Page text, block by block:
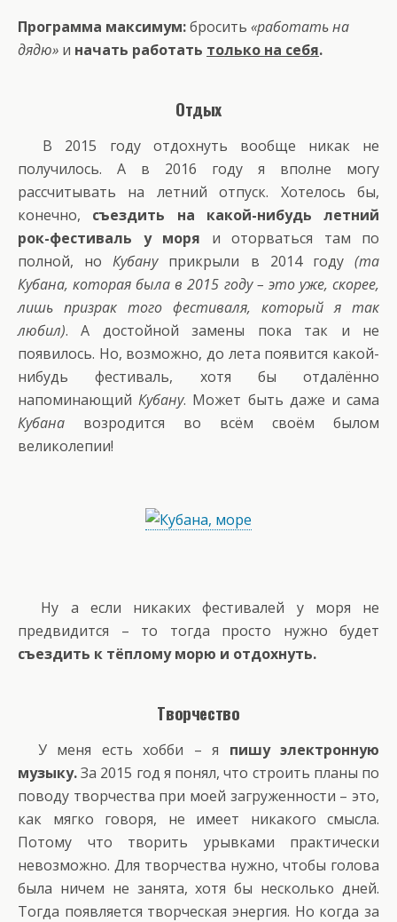
Программа максимум:бросить «работать на
дядю» и начать работать только на себя.
Отдых
В 2015 году отдохнуть вообще никак не
получилось. А в 2016 году я вполне могу
рассчитывать на летний отпуск. Хотелось бы,
конечно, съездить на какой-нибудь летний
рок-фестиваль у моря и оторваться там по
полной, ноКубануприкрыли в 2014 году(та
Кубана, которая была в 2015 году – это уже, скорее,
лишь призрак того фестиваля, который я так
любил). А достойной замены пока так и не
появилось. Но, возможно, до лета появится какой-
нибудь фестиваль, хотя бы отдалённо
напоминающийКубану. Может быть даже и сама
Кубана возродится во всём своём былом
великолепии!
Ну а если никаких фестивалей у моря не
предвидится – то тогда просто нужно будет
съездить к тёплому морю и отдохнуть.
Творчество
У меня есть хобби – я пишу электронную
музыку.За 2015 год я понял, что строить планы по
поводу творчества при моей загруженности – это,
как мягко говоря, не имеет никакого смысла.
Потому что творить урывками практически
невозможно. Для творчества нужно, чтобы голова
была ничем не занята, хотя бы несколько дней.
Тогда появляется творческая энергия. Но когда за